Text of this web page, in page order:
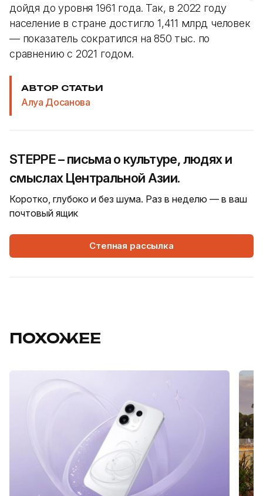
дойдя до уровня 1961 года. Так, в 2022 году
население в стране достигло 1,411 млрд человек
— показатель сократился на 850 тыс. по
сравнению с 2021 годом.
АВТОР СТАТЬИ
Алуа Досанова
STEPPE – письма о культуре, людях и
смыслах Центральной Азии.
Коротко, глубоко и без шума. Раз в неделю — в ваш
почтовый ящик
Степная рассылка
ПОХОЖЕЕ